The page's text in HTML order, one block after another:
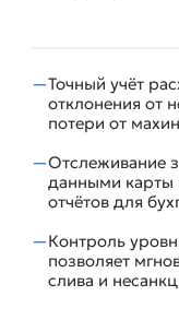
Точный учёт
отклонения от
потери от
Отслеживание
данными карты
отчётов для
Контроль
позволяет
слива и